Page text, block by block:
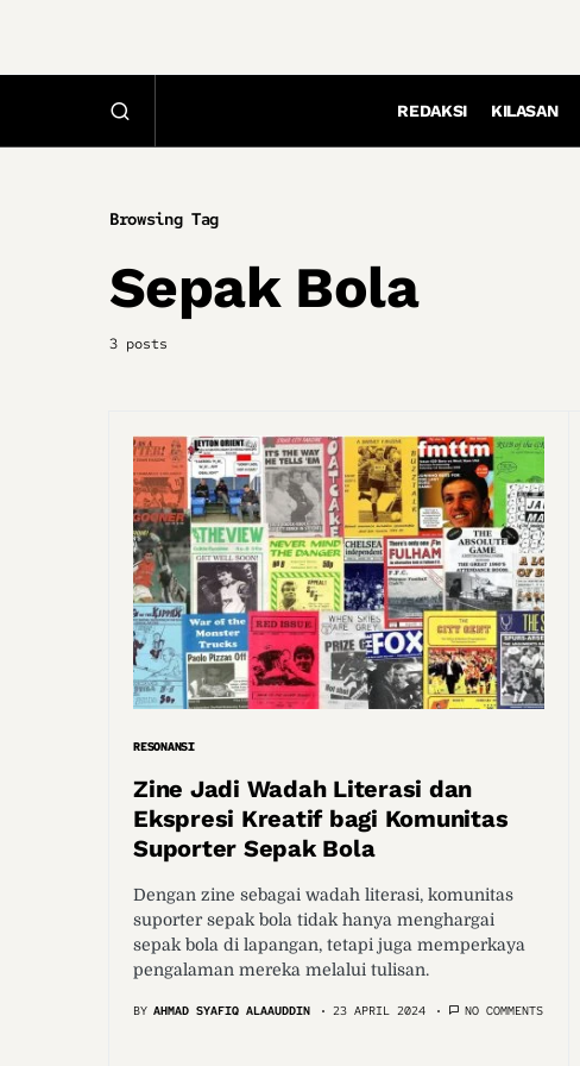
REDAKSI KILASAN
Browsing Tag
Sepak Bola
3 posts
RESONANSI
Zine Jadi Wadah Literasi dan
Ekspresi Kreatif bagi Komunitas
Suporter Sepak Bola
Dengan zine sebagai wadah literasi, komunitas
suporter sepak bola tidak hanya menghargai
sepak bola di lapangan, tetapi juga memperkaya
pengalaman mereka melalui tulisan.
BY AHMAD SYAFIQ ALAAUDDIN 23 APRIL 2024 NO COMMENTS